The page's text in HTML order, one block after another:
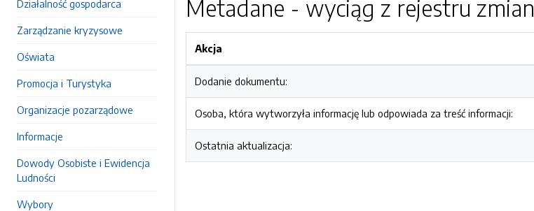
Działalność gospodarca
Zarządzanie kryzysowe
Oświata
Promocja i Turystyka
Organizacje pozarządowe
Informacje
Dowody Osobiste i Ewidencja
Ludności
Wybory
Metadane - wyciąg z rejestru zmian
Akcja
Dodanie dokumentu:
Osoba, która wytworzyła informację lub odpowiada za treść informacji:
Ostatnia aktualizacja: